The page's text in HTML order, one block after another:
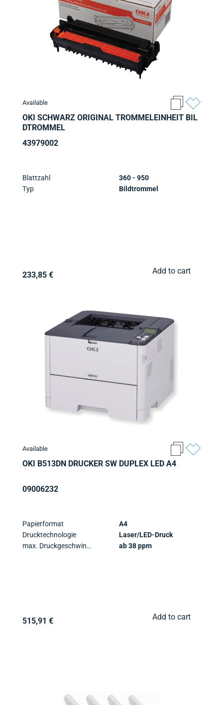
Available
OKI SCHWARZ ORIGINAL TROMMELEINHEIT BIL
DTROMMEL
43979002
Blattzahl
Typ
360 - 950
Bildtrommel
233,85 € Add to cart
Available
OKI B513DN DRUCKER SW DUPLEX LED A4
09006232
Papierformat
Drucktechnologie
max. Druckgeschwindigkeit
A4
Laser/LED-Druck
ab 38 ppm
515,91 € Add to cart